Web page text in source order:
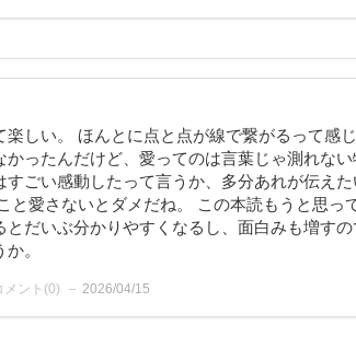
楽しい。 ほんとに点と点が線で繋がるって感
かったんだけど、愛ってのは言葉じゃ測れな
すごい感動したって言うか、多分あれが伝え
と愛さないとダメだね。 この本読もうと思っ
とだいぶ分かりやすくなるし、面白みも増す
。
メント(0) 2026/04/15